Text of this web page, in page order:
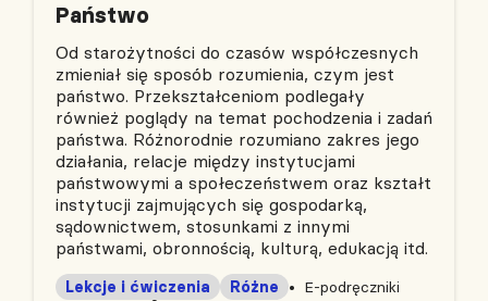
Państwo
Od starożytności do czasów współczesnych
zmieniał się sposób rozumienia, czym jest
państwo. Przekształceniom podlegały
również poglądy na temat pochodzenia i zadań
państwa. Różnorodnie rozumiano zakres jego
działania, relacje między instytucjami
państwowymi a społeczeństwem oraz kształt
instytucji zajmujących się gospodarką,
sądownictwem, stosunkami z innymi
państwami, obronnością, kulturą, edukacją itd.
E-podręczniki
Lekcje i ćwiczenia Różne